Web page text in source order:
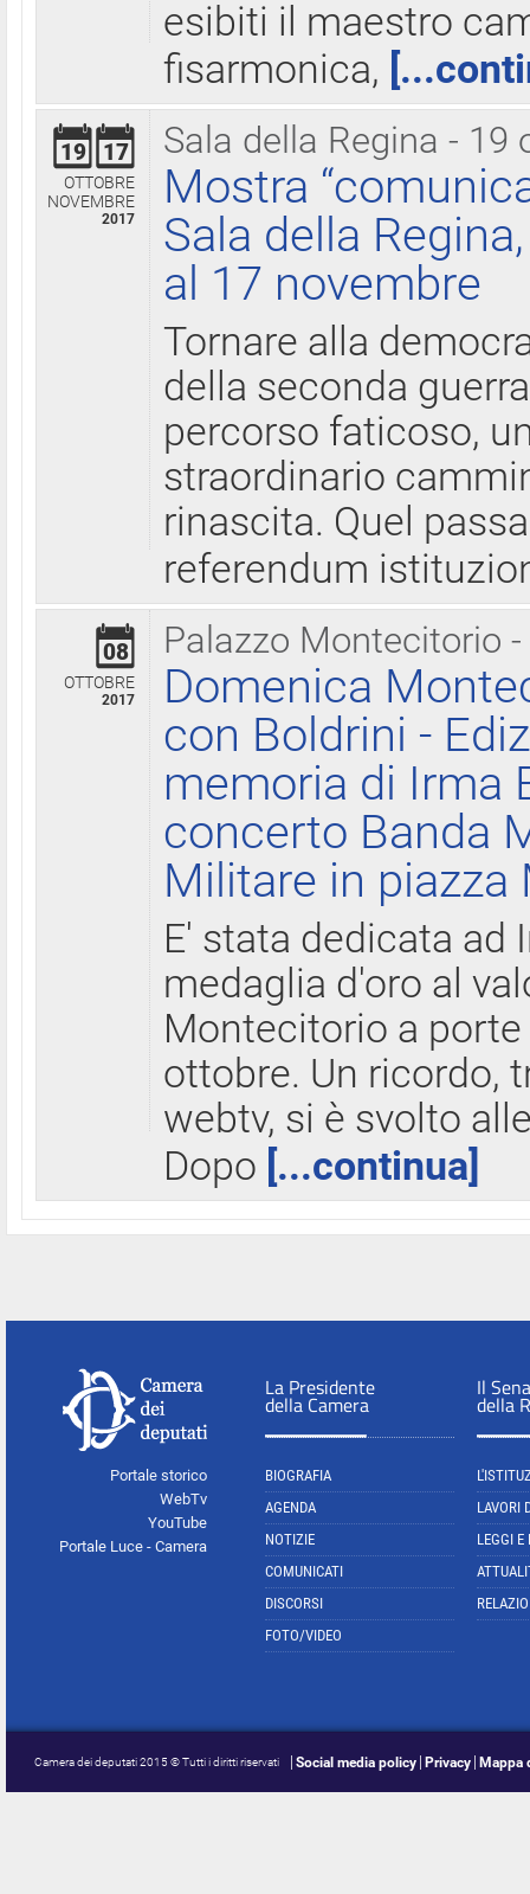
esibiti il maestro
fisarmonica,
Sala della Regina - 19
19 17
OTTOBRE
NOVEMBRE
2017
Mostra
Sala della
al 17 novembre
Tornare alla
della seconda
percorso faticoso,
straordinario
rinascita. Quel
referendum
Palazzo Montecitorio
08
OTTOBRE
2017
Domenica
con Boldrini -
memoria di Irma
concerto Banda
Militare in
E' stata dedicata ad
medaglia d'oro al
Montecitorio a
ottobre. Un ricordo,
webtv, si è svolto
Dopo [...continua]
Portale storico
WebTv
YouTube
Portale Luce - Camera
La Presidente
della Camera
BIOGRAFIA
AGENDA
NOTIZIE
COMUNICATI
DISCORSI
FOTO/VIDEO
Il
della
LAVORI
LEGGI E
Camera dei deputati 2015 © Tutti i diritti riservati Social media policy Privacy Mappa